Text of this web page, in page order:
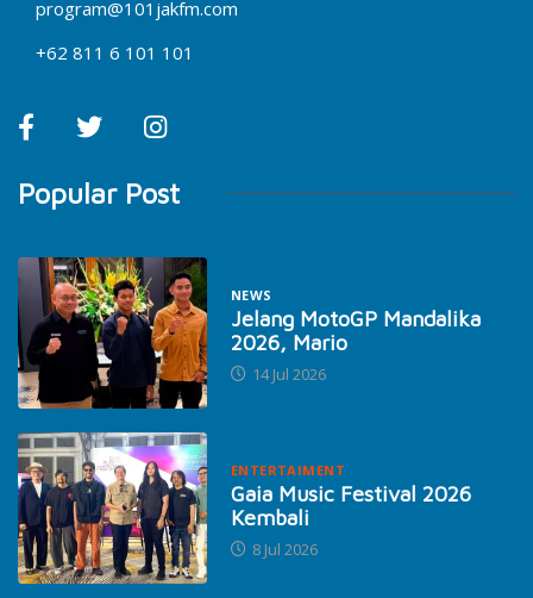
program@101jakfm.com
+62 811 6 101 101
Popular Post
NEWS
Jelang MotoGP Mandalika
2026, Mario
14 Jul 2026
ENTERTAIMENT
Gaia Music Festival 2026
Kembali
8 Jul 2026